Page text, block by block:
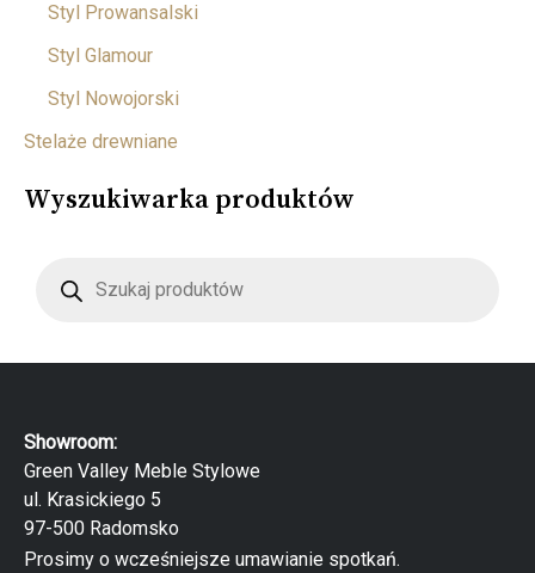
Styl Prowansalski
Styl Glamour
Styl Nowojorski
Stelaże drewniane
Wyszukiwarka produktów
i
k
a
p
r
o
d
u
Showroom:
Green Valley Meble Stylowe
ul. Krasickiego 5
97-500 Radomsko
Prosimy o wcześniejsze umawianie spotkań.